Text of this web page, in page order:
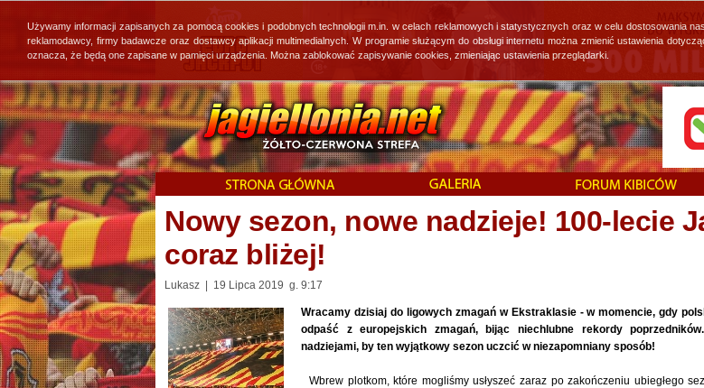
Nowy sezon, nowe nadzieje! 100-lecie
coraz bliżej!
Lukasz | 19 Lipca 2019 g. 9:17
Wracamy dzisiaj do ligowych zmagań w Ekstraklasie - w momencie, gdy
odpaść z europejskich zmagań, bijąc niechlubne rekordy
nadziejami, by ten wyjątkowy sezon uczcić w niezapomniany sposób!
Wbrew plotkom, które mogliśmy usłyszeć zaraz po zakończeniu ubiegłego
Używamy informacji zapisanych za pomocą cookies i podobnych technologii m.in. w celach reklamowych i statystycznych oraz w celu dostosowania
reklamodawcy, firmy badawcze oraz dostawcy aplikacji multimedialnych. W programie służącym do obsługi internetu można zmienić ustawienia
oznacza, że będą one zapisane w pamięci urządzenia. Można zablokować zapisywanie cookies, zmieniając ustawienia przeglądarki.